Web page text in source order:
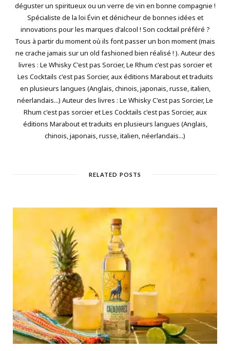
déguster un spiritueux ou un verre de vin en bonne compagnie !
Spécialiste de la loi Évin et dénicheur de bonnes idées et
innovations pour les marques d'alcool ! Son cocktail préféré ?
Tous à partir du moment où ils font passer un bon moment (mais
ne crache jamais sur un old fashioned bien réalisé ! ). Auteur des
livres : Le Whisky C'est pas Sorcier, Le Rhum c'est pas sorcier et
Les Cocktails c'est pas Sorcier, aux éditions Marabout et traduits
en plusieurs langues (Anglais, chinois, japonais, russe, italien,
néerlandais...) Auteur des livres : Le Whisky C'est pas Sorcier, Le
Rhum c'est pas sorcier et Les Cocktails c'est pas Sorcier, aux
éditions Marabout et traduits en plusieurs langues (Anglais,
chinois, japonais, russe, italien, néerlandais...)
RELATED POSTS